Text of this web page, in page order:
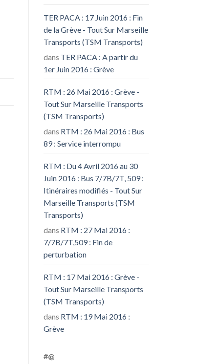
TER PACA : 17 Juin 2016 : Fin
de la Grève - Tout Sur Marseille
Transports (TSM Transports)
dans TER PACA : A partir du
1er Juin 2016 : Grève
RTM : 26 Mai 2016 : Grève -
Tout Sur Marseille Transports
(TSM Transports)
dans RTM : 26 Mai 2016 : Bus
89 : Service interrompu
RTM : Du 4 Avril 2016 au 30
Juin 2016 : Bus 7/7B/7T, 509 :
Itinéraires modifiés - Tout Sur
Marseille Transports (TSM
Transports)
dans RTM : 27 Mai 2016 :
7/7B/7T,509 : Fin de
perturbation
RTM : 17 Mai 2016 : Grève -
Tout Sur Marseille Transports
(TSM Transports)
dans RTM : 19 Mai 2016 :
Grève
#@